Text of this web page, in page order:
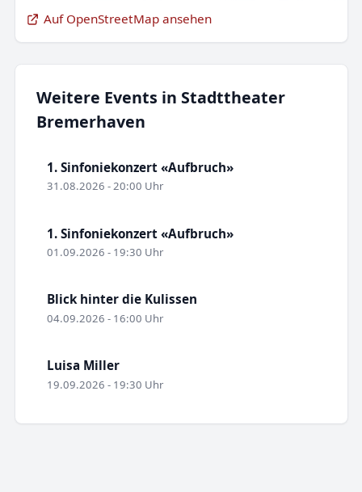
Auf OpenStreetMap ansehen
Weitere Events in Stadttheater
Bremerhaven
1. Sinfoniekonzert «Aufbruch»
31.08.2026 - 20:00 Uhr
1. Sinfoniekonzert «Aufbruch»
01.09.2026 - 19:30 Uhr
Blick hinter die Kulissen
04.09.2026 - 16:00 Uhr
Luisa Miller
19.09.2026 - 19:30 Uhr